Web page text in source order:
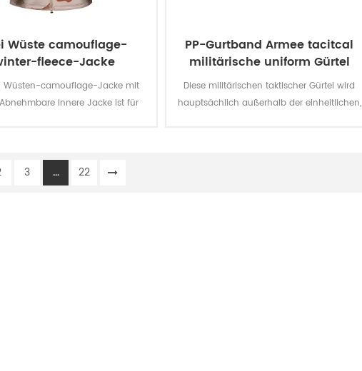
Wüste camouflage-
fleece-Jacke
Wüsten-camouflage-Jacke mit
Innere Jacke ist für
PP-Gurtband Armee tacitcal
militärische uniform Gürtel
Diese militärischen taktischer Gürtel wird
hauptsächlich außerhalb der einheitlichen,
3 ... 22